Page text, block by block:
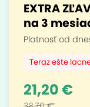
EXTRA
na 3
Platnosť od
Teraz ešte
21,20 €